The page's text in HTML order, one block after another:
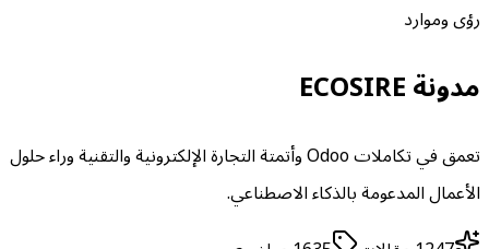
رؤى وموارد
مدونة ECOSIRE
تعمق في تكاملات Odoo وأتمتة التجارة الإلكترونية والتقنية وراء حلول
الأعمال المدعومة بالذكاء الاصطناعي.